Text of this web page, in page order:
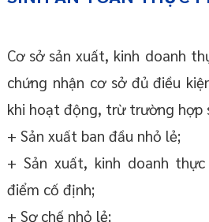
Cơ sở sản xuất, kinh doanh
chứng nhận cơ sở đủ điều
khi hoạt động, trừ trường hợp
+ Sản xuất ban đầu nhỏ lẻ;
+ Sản xuất, kinh doanh
điểm cố định;
+ Sơ chế nhỏ lẻ;